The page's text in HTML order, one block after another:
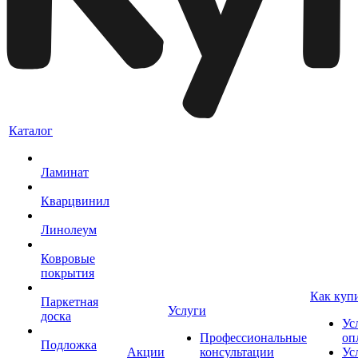
Каталог
Ламинат
Кварцвинил
Линолеум
Ковровые
покрытия
Паркетная
доска
Подложка
Акции
Услуги
Профессиональные
консультации
Как